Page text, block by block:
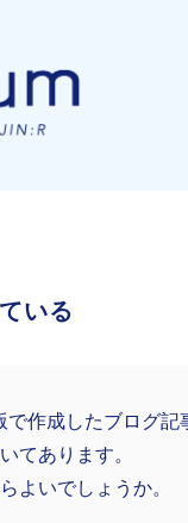
いる
作成したブログ記
てあります。
よいでしょうか。